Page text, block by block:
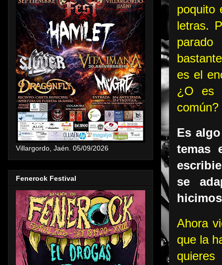
poquito
letras.
es el
¿O es
común?
Es
temas
se
Ahora
que la
Villargordo, Jaén. 05/09/2026
Fenerock Festival